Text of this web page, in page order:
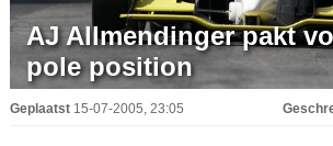
Indy 500
English
AJ Allmendinger pakt
pole position
Geplaatst 15-07-2005, 23:05